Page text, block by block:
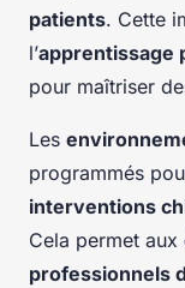
patients. Cette
l’apprentissage
pour maîtriser
Les
programmés
interventions
Cela permet aux
professionnels